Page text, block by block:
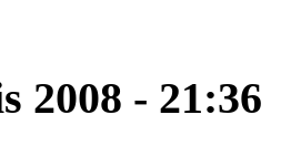
2008 - 21:36